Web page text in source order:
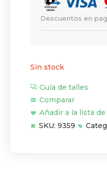
Sin stock
Guía de talles
Comparar
Añadir a la lista
SKU: 9359
Descuentos en